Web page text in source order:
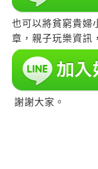
也可以將貧窮貴婦
章，親子玩樂資訊
謝謝大家。